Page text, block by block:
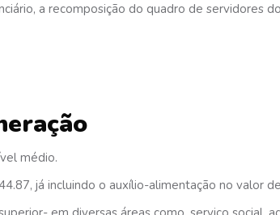
a recomposição do quadro de servidores
médio.
já incluindo o auxílio-alimentação no valor